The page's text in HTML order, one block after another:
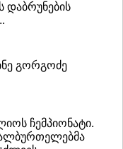
დაბრუნების
გორგოძე
ჩემპიონატი.